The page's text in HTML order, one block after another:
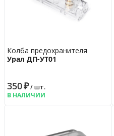
Колба предохранителя
Урал ДП-УТ01
350₽/ шт.
В НАЛИЧИИ